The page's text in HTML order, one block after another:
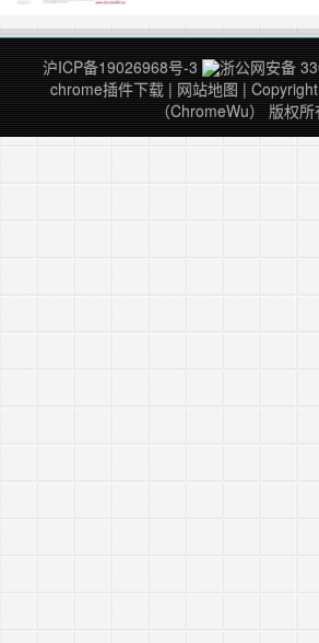
继续阅读 »
沪ICP备19026968号-3
浙公网安备
chrome插件下载 | 网站地图 |
（ChromeWu） 版权所